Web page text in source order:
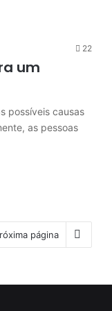
22
um
possíveis causas
as pessoas
página